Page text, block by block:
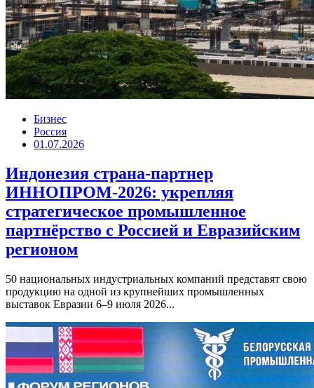
Бизнес
Россия
01.07.2026
Индонезия страна-партнер
ИННОПРОМ-2026: укрепляя
стратегическое промышленное
партнёрство с Россией и Евразийским
регионом
50 национальных индустриальных компаний представят свою
продукцию на одной из крупнейших промышленных
выставок Евразии 6–9 июля 2026...